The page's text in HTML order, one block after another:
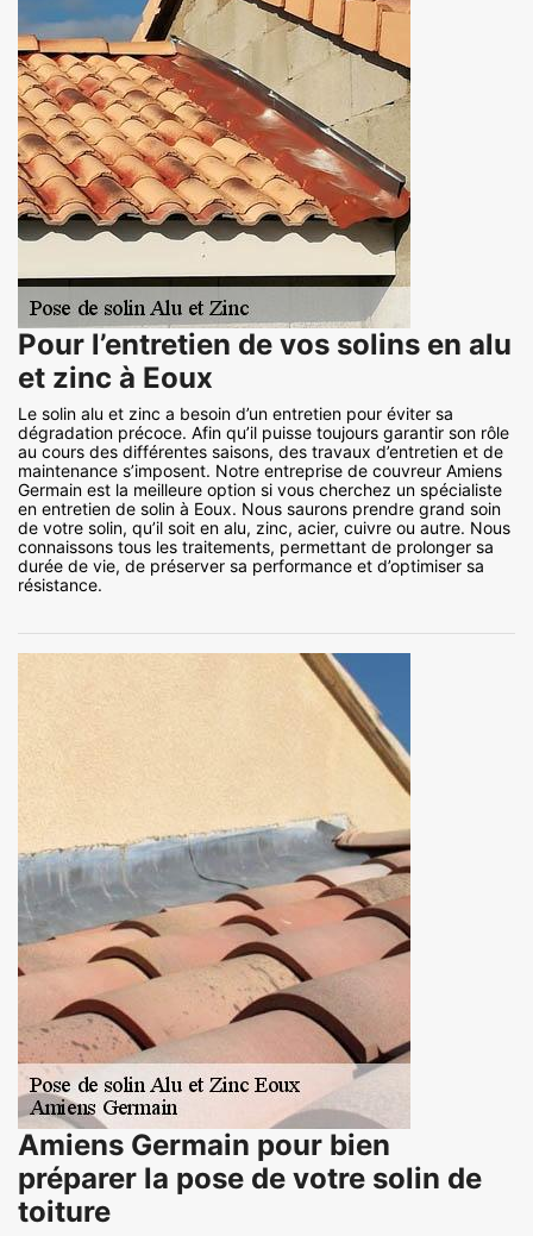
Pour l’entretien de vos solins en alu
et zinc à Eoux
Le solin alu et zinc a besoin d’un entretien pour éviter sa
dégradation précoce. Afin qu’il puisse toujours garantir son rôle
au cours des différentes saisons, des travaux d’entretien et de
maintenance s’imposent. Notre entreprise de couvreur Amiens
Germain est la meilleure option si vous cherchez un spécialiste
en entretien de solin à Eoux. Nous saurons prendre grand soin
de votre solin, qu’il soit en alu, zinc, acier, cuivre ou autre. Nous
connaissons tous les traitements, permettant de prolonger sa
durée de vie, de préserver sa performance et d’optimiser sa
résistance.
Amiens Germain pour bien
préparer la pose de votre solin de
toiture